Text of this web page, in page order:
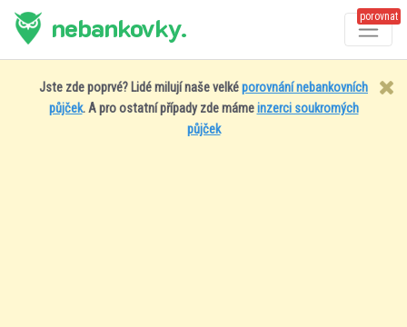
nebankovky. porovnat
Jste zde poprvé? Lidé milují naše velképorovnání nebankovních
půjček. A pro ostatní případy zde mámeinzerci soukromých
půjček